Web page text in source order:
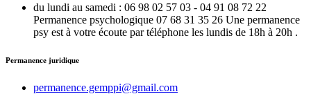
du lundi au samedi : 06 98 02 57 03 - 04 91 08 72 22
Permanence psychologique 07 68 31 35 26 Une permanence
psy est à votre écoute par téléphone les lundis de 18h à 20h .
Permanence juridique
permanence.gemppi@gmail.com